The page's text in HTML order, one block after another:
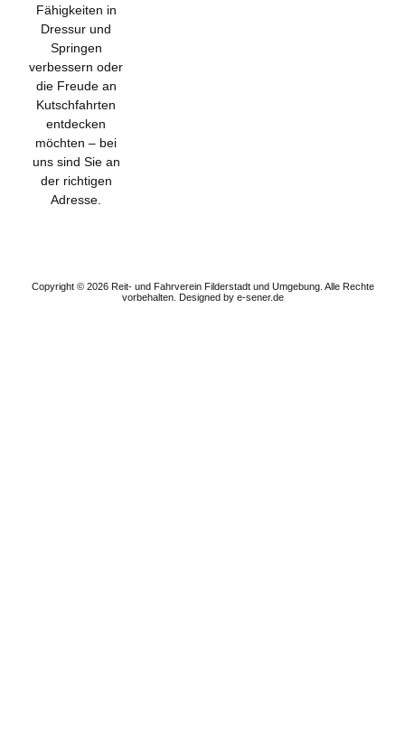
Fähigkeiten in
Dressur und
Springen
verbessern oder
die Freude an
Kutschfahrten
entdecken
möchten – bei
uns sind Sie an
der richtigen
Adresse.
Copyright © 2026 Reit- und Fahrverein Filderstadt und Umgebung. Alle Rechte
vorbehalten. Designed by e-sener.de